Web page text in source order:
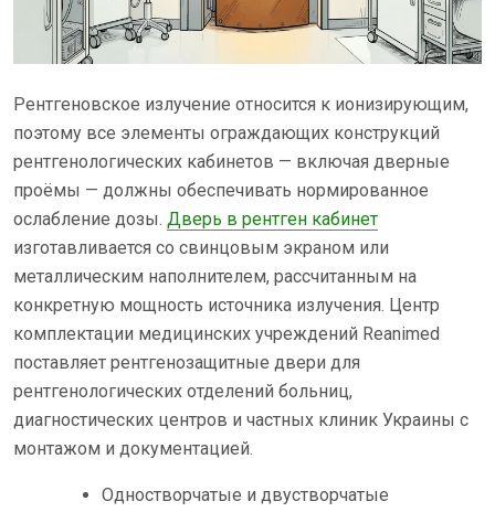
Рентгеновское излучение относится к ионизирующим,
поэтому все элементы ограждающих конструкций
рентгенологических кабинетов — включая дверные
проёмы — должны обеспечивать нормированное
ослабление дозы. Дверь в рентген кабинет
изготавливается со свинцовым экраном или
металлическим наполнителем, рассчитанным на
конкретную мощность источника излучения. Центр
комплектации медицинских учреждений Reanimed
поставляет рентгенозащитные двери для
рентгенологических отделений больниц,
диагностических центров и частных клиник Украины с
монтажом и документацией.
Одностворчатые и двустворчатые